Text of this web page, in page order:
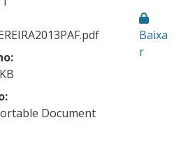
Document
Baixa
r